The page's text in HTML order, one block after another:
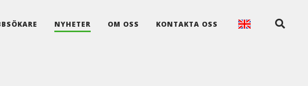
NYHETER OM OSS KONTAKTA OSS